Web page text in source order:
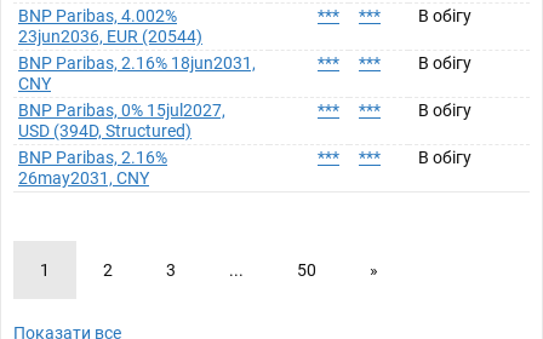
BNP Paribas, 4.002%
23jun2036, EUR (20544)
*** *** В обігу
BNP Paribas, 2.16% 18jun2031,
CNY
*** *** В обігу
BNP Paribas, 0% 15jul2027,
USD (394D, Structured)
*** *** В обігу
BNP Paribas, 2.16%
26may2031, CNY
*** *** В обігу
1 2 3 ... 50 »
Показати все